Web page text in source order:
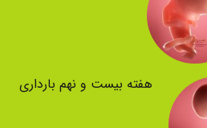
هفته بیست و نهم بارداری